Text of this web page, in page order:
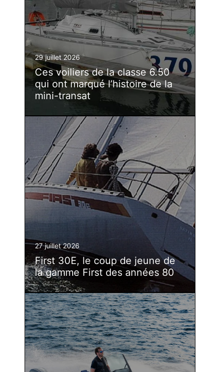
29 juillet 2026
Ces voiliers de la classe 6.50
qui ont marqué l’histoire de la
mini-transat
27 juillet 2026
First 30E, le coup de jeune de
la gamme First des années 80